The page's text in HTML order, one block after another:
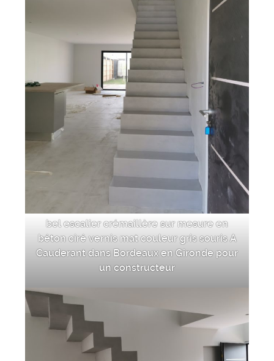
bel escalier crémaillère sur mesure en
béton ciré vernis mat couleur gris souris A
Cauderant dans Bordeaux en Gironde pour
un constructeur